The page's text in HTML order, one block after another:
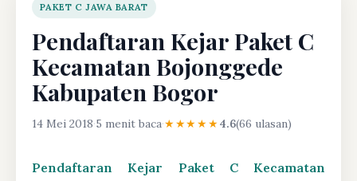
PAKET C JAWA BARAT
Pendaftaran Kejar Paket C
Kecamatan Bojonggede
Kabupaten Bogor
14 Mei 2018·5 menit baca·★★★★★4.6(66 ulasan)
Pendaftaran Kejar Paket C Kecamatan